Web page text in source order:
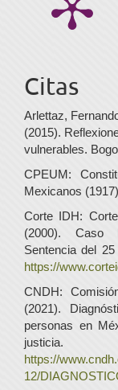
Citas
Arlettaz,
(2015).
vulnerables.
CPEUM:
Mexicanos
Corte IDH:
(2000). Caso
Sentencia del
https://
CNDH:
(2021).
personas en
justicia.
https://
12/